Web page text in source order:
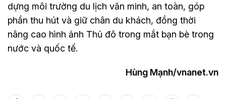
dựng môi trường du lịch văn minh, an toàn, góp
phần thu hút và giữ chân du khách, đồng thời
nâng cao hình ảnh Thủ đô trong mắt bạn bè trong
nước và quốc tế.
Hùng Mạnh/vnanet.vn